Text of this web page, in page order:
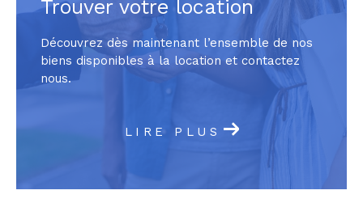
Trouver votre location
Découvrez dès maintenant l’ensemble de nos
biens disponibles à la location et contactez
nous.
LIRE PLUS